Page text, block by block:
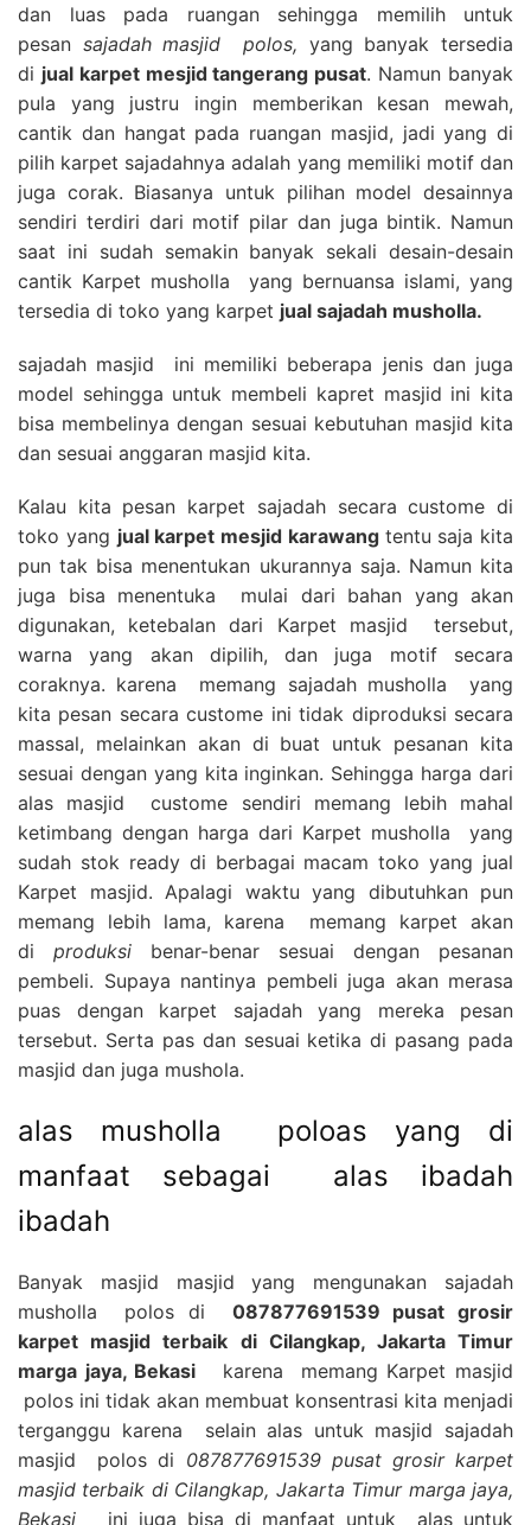
dan luas pada ruangan sehingga memilih untuk
pesan sajadah masjid polos, yang banyak tersedia
di jual karpet mesjid tangerang pusat. Namun banyak
pula yang justru ingin memberikan kesan mewah,
cantik dan hangat pada ruangan masjid, jadi yang di
pilih karpet sajadahnya adalah yang memiliki motif dan
juga corak. Biasanya untuk pilihan model desainnya
sendiri terdiri dari motif pilar dan juga bintik. Namun
saat ini sudah semakin banyak sekali desain-desain
cantik Karpet musholla yang bernuansa islami, yang
tersedia di toko yang karpet jual sajadah musholla.
sajadah masjid ini memiliki beberapa jenis dan juga
model sehingga untuk membeli kapret masjid ini kita
bisa membelinya dengan sesuai kebutuhan masjid kita
dan sesuai anggaran masjid kita.
Kalau kita pesan karpet sajadah secara custome di
toko yang jual karpet mesjid karawang tentu saja kita
pun tak bisa menentukan ukurannya saja. Namun kita
juga bisa menentuka mulai dari bahan yang akan
digunakan, ketebalan dari Karpet masjid tersebut,
warna yang akan dipilih, dan juga motif secara
coraknya. karena memang sajadah musholla yang
kita pesan secara custome ini tidak diproduksi secara
massal, melainkan akan di buat untuk pesanan kita
sesuai dengan yang kita inginkan. Sehingga harga dari
alas masjid custome sendiri memang lebih mahal
ketimbang dengan harga dari Karpet musholla yang
sudah stok ready di berbagai macam toko yang jual
Karpet masjid. Apalagi waktu yang dibutuhkan pun
memang lebih lama, karena memang karpet akan
di produksi benar-benar sesuai dengan pesanan
pembeli. Supaya nantinya pembeli juga akan merasa
puas dengan karpet sajadah yang mereka pesan
tersebut. Serta pas dan sesuai ketika di pasang pada
masjid dan juga mushola.
alas musholla poloas yang di
manfaat sebagai alas ibadah
ibadah
Banyak masjid masjid yang mengunakan sajadah
musholla polos di 087877691539 pusat grosir
karpet masjid terbaik di Cilangkap, Jakarta Timur
marga jaya, Bekasi karena memang Karpet masjid
polos ini tidak akan membuat konsentrasi kita menjadi
terganggu karena selain alas untuk masjid sajadah
masjid polos di 087877691539 pusat grosir karpet
masjid terbaik di Cilangkap, Jakarta Timur marga jaya,
Bekasi ini juga bisa di manfaat untuk alas untuk